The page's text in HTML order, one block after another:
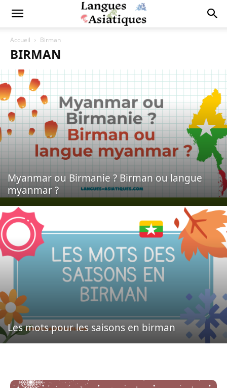
Accueil Birman
BIRMAN
Myanmar ou Birmanie ? Birman ou langue
myanmar ?
Les mots pour les saisons en birman